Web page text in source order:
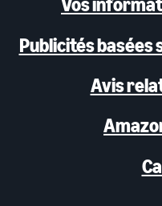
Publicités
Avis